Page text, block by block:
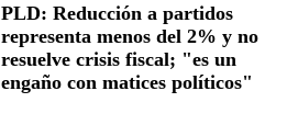
PLD: Reducción a partidos
representa menos del 2% y no
resuelve crisis fiscal; "es un
engaño con matices políticos"